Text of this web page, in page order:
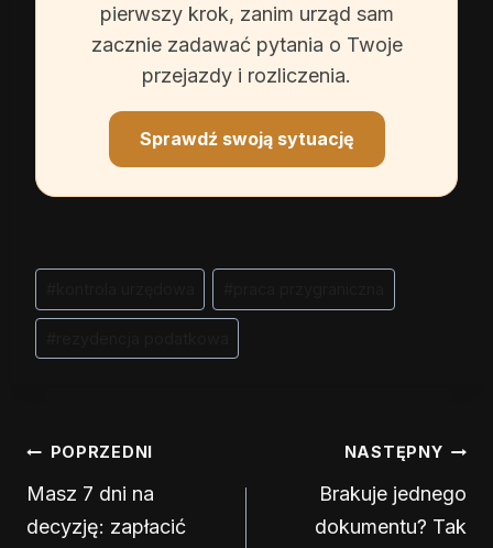
pierwszy krok, zanim urząd sam
zacznie zadawać pytania o Twoje
przejazdy i rozliczenia.
Sprawdź swoją sytuację
Tagi
wpisu:
Nawigacja
wpisu
POPRZEDNI
Masz 7 dni na
decyzję: zapłacić
NASTĘPNY
Brakuje jednego
dokumentu? Tak